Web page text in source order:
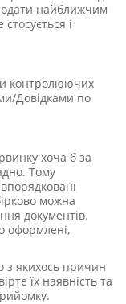
найближчим
і
контролюючих
Довідками по
хоча б за
Тому
можна
документів.
оформлені,
з якихось причин
їх наявність та